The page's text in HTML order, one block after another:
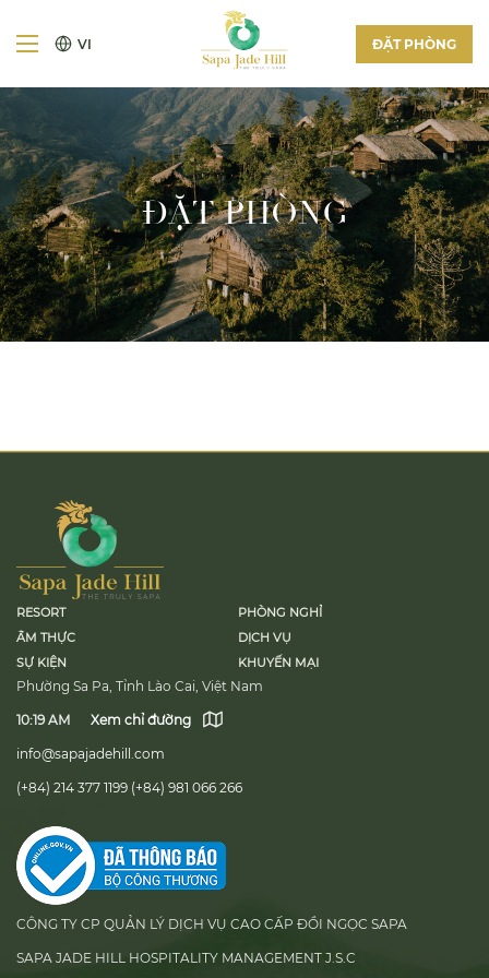
VI ĐẶT PHÒNG
ĐẶT PHÒNG
RESORT
PHÒNG NGHỈ
ẨM THỰC
DỊCH VỤ
SỰ KIỆN
KHUYẾN MẠI
Phường Sa Pa, Tỉnh Lào Cai, Việt Nam
10:19 AM Xem chỉ đường
info@sapajadehill.com
(+84) 214 377 1199 (+84) 981 066 266
CÔNG TY CP QUẢN LÝ DỊCH VỤ CAO CẤP ĐỒI NGỌC SAPA
SAPA JADE HILL HOSPITALITY MANAGEMENT J.S.C